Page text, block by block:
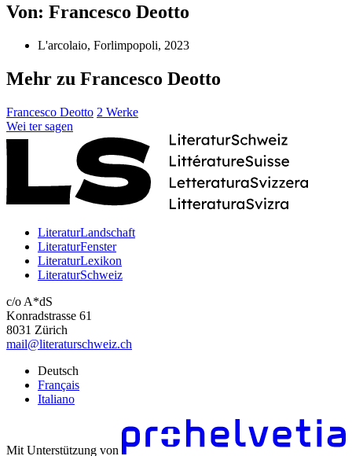
Von: Francesco Deotto
L'arcolaio, Forlimpopoli, 2023
Mehr zu Francesco Deotto
Francesco Deotto 2 Werke
Wei ter sagen
LiteraturLandschaft
LiteraturFenster
LiteraturLexikon
LiteraturSchweiz
c/o A*dS
Konradstrasse 61
8031 Zürich
mail@literaturschweiz.ch
Deutsch
Français
Italiano
Mit Unterstützung von